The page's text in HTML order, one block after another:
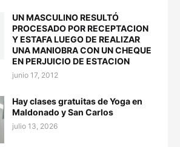
UN MASCULINO RESULTÓ
PROCESADO POR RECEPTACION
Y ESTAFA LUEGO DE REALIZAR
UNA MANIOBRA CON UN CHEQUE
EN PERJUICIO DE ESTACION
junio 17, 2012
Hay clases gratuitas de Yoga en
Maldonado y San Carlos
julio 13, 2026